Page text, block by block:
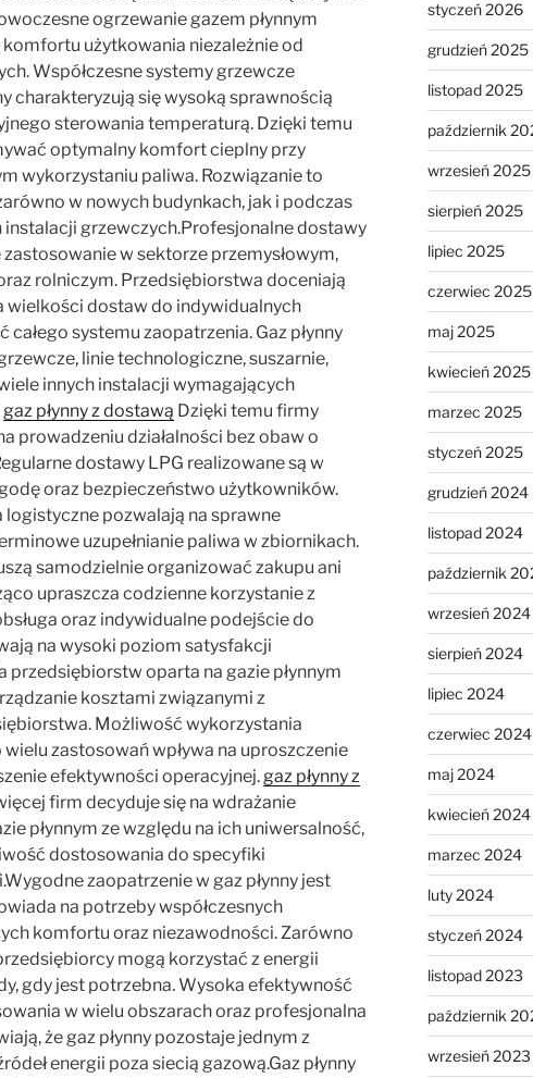
ogrzewanie gazem płynnym
użytkowania niezależnie od
Współczesne systemy grzewcze
charakteryzują się wysoką sprawnością
sterowania temperaturą. Dzięki temu
optymalny komfort cieplny przy
wykorzystaniu paliwa. Rozwiązanie to
w nowych budynkach, jak i podczas
grzewczych.Profesjonalne dostawy
w sektorze przemysłowym,
rolniczym. Przedsiębiorstwa doceniają
dostaw do indywidualnych
systemu zaopatrzenia. Gaz płynny
linie technologiczne, suszarnie,
innych instalacji wymagających
gaz płynny z dostawą Dzięki temu firmy
prowadzeniu działalności bez obaw o
dostawy LPG realizowane są w
oraz bezpieczeństwo użytkowników.
pozwalają na sprawne
uzupełnianie paliwa w zbiornikach.
samodzielnie organizować zakupu ani
upraszcza codzienne korzystanie z
oraz indywidualne podejście do
na wysoki poziom satysfakcji
przedsiębiorstw oparta na gazie płynnym
kosztami związanymi z
Możliwość wykorzystania
zastosowań wpływa na uproszczenie
efektywności operacyjnej.gaz płynny z
firm decyduje się na wdrażanie
płynnym ze względu na ich uniwersalność,
dostosowania do specyfiki
zaopatrzenie w gaz płynny jest
na potrzeby współczesnych
komfortu oraz niezawodności. Zarówno
mogą korzystać z energii
gdy jest potrzebna. Wysoka efektywność
w wielu obszarach oraz profesjonalna
że gaz płynny pozostaje jednym z
energii poza siecią gazową.Gaz płynny
styczeń 2026
grudzień 2025
listopad 2025
październik
wrzesień 2025
sierpień 2025
lipiec 2025
czerwiec 2025
maj 2025
kwiecień 2025
marzec 2025
styczeń 2025
grudzień 2024
listopad 2024
październik
wrzesień 2024
sierpień 2024
lipiec 2024
czerwiec 2024
maj 2024
kwiecień 2024
marzec 2024
luty 2024
styczeń 2024
listopad 2023
październik
wrzesień 2023